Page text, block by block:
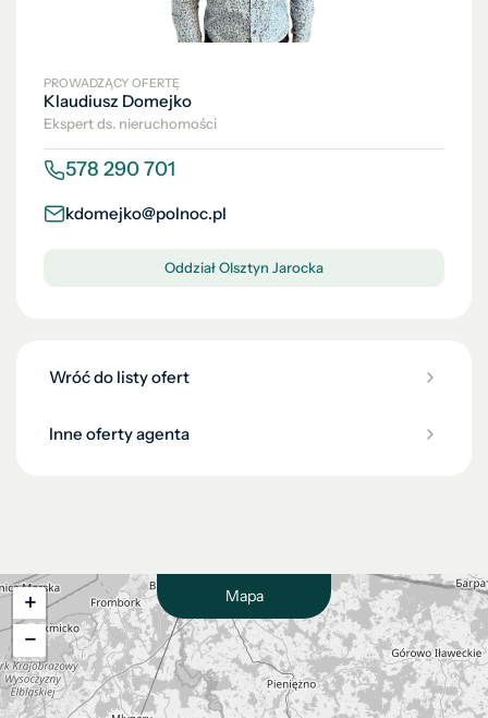
PROWADZĄCY OFERTĘ
Klaudiusz Domejko
Ekspert ds. nieruchomości
578 290 701
kdomejko@polnoc.pl
Oddział Olsztyn Jarocka
Wróć do listy ofert
Inne oferty agenta
Mapa
+
−